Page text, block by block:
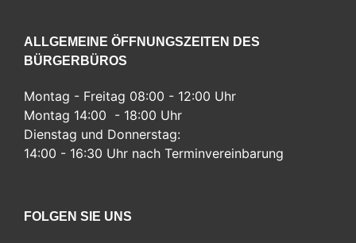
ALLGEMEINE ÖFFNUNGSZEITEN DES
BÜRGERBÜROS
Montag - Freitag 08:00 - 12:00 Uhr
Montag 14:00 - 18:00 Uhr
Dienstag und Donnerstag:
14:00 - 16:30 Uhr nach Terminvereinbarung
FOLGEN SIE UNS